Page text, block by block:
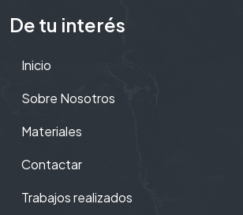
De tu interés
Inicio
Sobre Nosotros
Materiales
Contactar
Trabajos realizados